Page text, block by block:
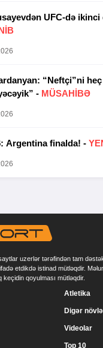
“Neftçi”ni
- MÜSAHİBƏ
Argentina finalda! -
uzerlər tərəfindən tam
etdikdə istinad mütləqdir.
qoyulması mütləqdir.
Atletika
Digər
Videolar
Top 10